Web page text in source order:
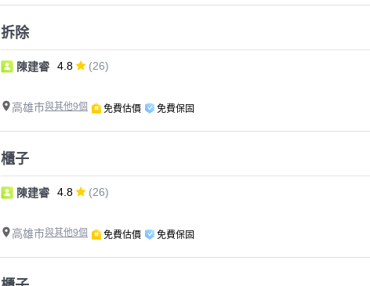
拆除
陳建睿 4.8 (26)
高雄市與其他9個 免費估價 免費保固
櫃子
陳建睿 4.8 (26)
高雄市與其他9個 免費估價 免費保固